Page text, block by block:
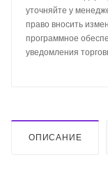
уточняйте у
право вносить
программное
уведомления
ОПИСАНИЕ